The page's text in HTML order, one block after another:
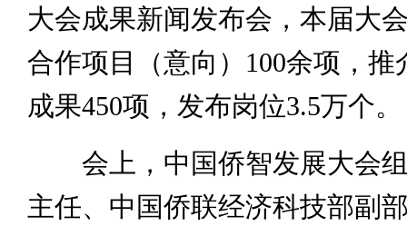
大会成果新闻发布会，本届大
合作项目（意向）100余项，推
成果450项，发布岗位3.5万个。
会上，中国侨智发展大会组
主任、中国侨联经济科技部副